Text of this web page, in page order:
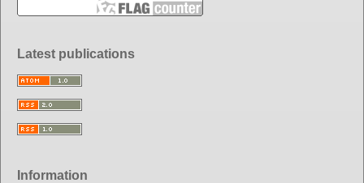
Latest publications
Information